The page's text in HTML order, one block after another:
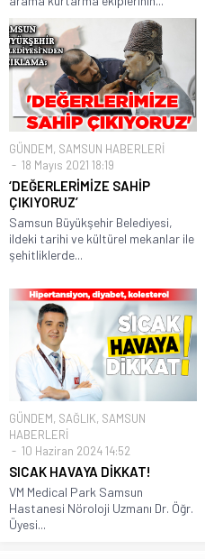
GÜNDEM, SAMSUN HABERLERİ
18 Mayıs 2021 18:19
‘DEĞERLERİMİZE SAHİP
ÇIKIYORUZ’
Samsun Büyükşehir Belediyesi,
ildeki tarihi ve kültürel mekanlar ile
şehitliklerde...
GÜNDEM, SAĞLIK, SAMSUN
HABERLERİ
10 Haziran 2024 14:52
SICAK HAVAYA DİKKAT!
VM Medical Park Samsun
Hastanesi Nöroloji Uzmanı Dr. Öğr.
Üyesi...